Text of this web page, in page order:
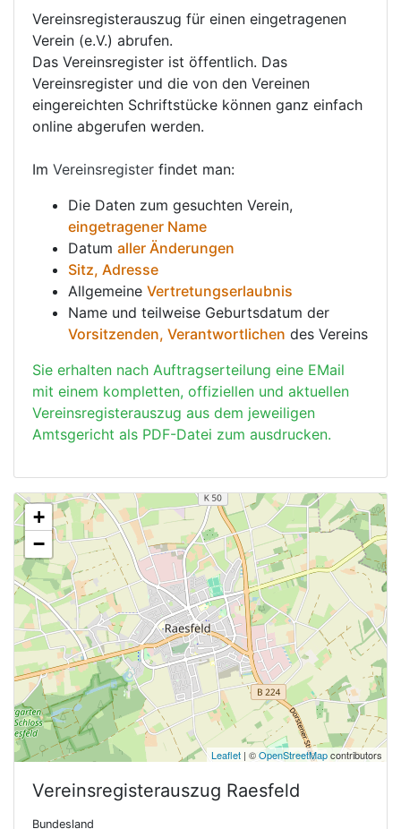
Vereinsregisterauszug für einen eingetragenen
Verein (e.V.) abrufen.
Das Vereinsregister ist öffentlich. Das
Vereinsregister und die von den Vereinen
eingereichten Schriftstücke können ganz einfach
online abgerufen werden.
Im Vereinsregister findet man:
Die Daten zum gesuchten Verein,
eingetragener Name
Datum aller Änderungen
Sitz, Adresse
Allgemeine Vertretungserlaubnis
Name und teilweise Geburtsdatum der
Vorsitzenden, Verantwortlichen des Vereins
Sie erhalten nach Auftragserteilung eine EMail
mit einem kompletten, offiziellen und aktuellen
Vereinsregisterauszug aus dem jeweiligen
Amtsgericht als PDF-Datei zum ausdrucken.
+
−
Leaflet | ©OpenStreetMapcontributors
Vereinsregisterauszug Raesfeld
Bundesland